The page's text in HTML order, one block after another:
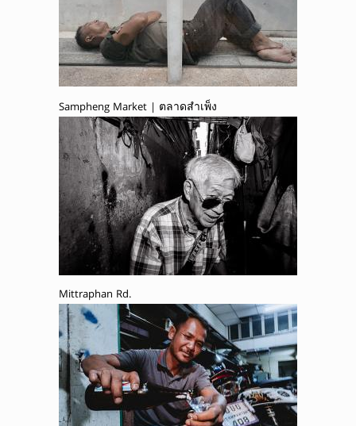
Sampheng Market | ตลาดสำเพ็ง
Mittraphan Rd.